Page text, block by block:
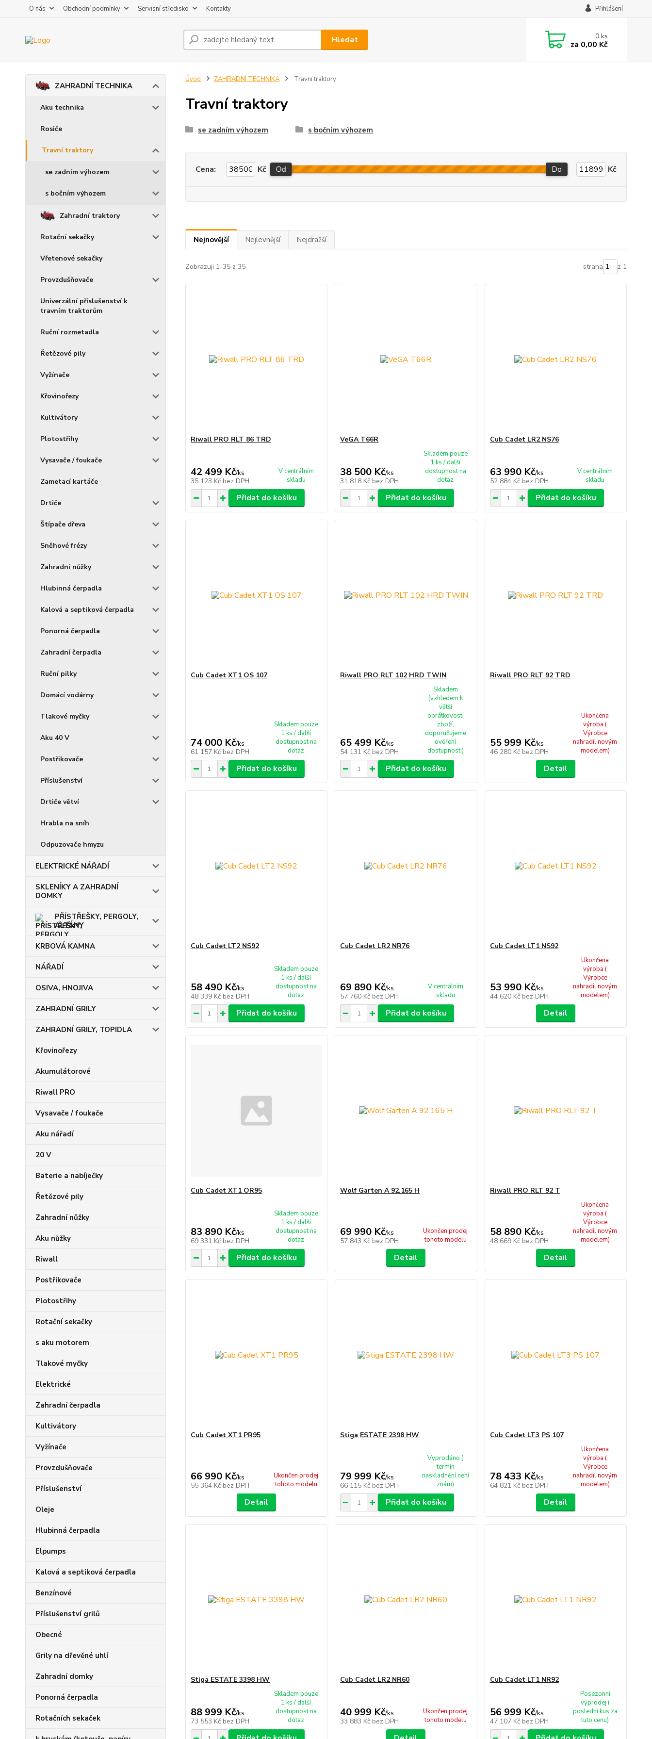
O nás Obchodní podmínky Servisní středisko Kontakty Přihlášení
Hledat 0ks
za 0,00 Kč
ZAHRADNÍ TECHNIKA
Aku technika
Rosiče
Travní traktory
se zadním výhozem
s bočním výhozem
Zahradní traktory
Rotační sekačky
Vřetenové sekačky
Provzdušňovače
Univerzální příslušenství k
travním traktorům
Ruční rozmetadla
Řetězové pily
Vyžínače
Křovinořezy
Kultivátory
Plotostřihy
Vysavače / foukače
Zametací kartáče
Drtiče
Štípače dřeva
Sněhové frézy
Zahradní nůžky
Hlubinná čerpadla
Kalová a septiková čerpadla
Ponorná čerpadla
Zahradní čerpadla
Ruční pilky
Domácí vodárny
Tlakové myčky
Aku 40 V
Postřikovače
Příslušenství
Drtiče větví
Hrabla na sníh
Odpuzovače hmyzu
ELEKTRICKÉ NÁŘADÍ
SKLENÍKY A ZAHRADNÍ
DOMKY
PŘÍSTŘEŠKY, PERGOLY,
ALTÁNY
KRBOVÁ KAMNA
NÁŘADÍ
OSIVA, HNOJIVA
ZAHRADNÍ GRILY
ZAHRADNÍ GRILY, TOPIDLA
Křovinořezy
Akumulátorové
Riwall PRO
Vysavače / foukače
Aku nářadí
20 V
Baterie a nabíječky
Řetězové pily
Zahradní nůžky
Aku nůžky
Riwall
Postřikovače
Plotostřihy
Rotační sekačky
s aku motorem
Tlakové myčky
Elektrické
Zahradní čerpadla
Kultivátory
Vyžínače
Provzdušňovače
Příslušenství
Oleje
Hlubinná čerpadla
Elpumps
Kalová a septiková čerpadla
Benzínové
Příslušenství grilů
Obecné
Grily na dřevěné uhlí
Zahradní domky
Ponorná čerpadla
Rotačních sekaček
Úvod ZAHRADNÍ TECHNIKA Travní traktory
Travní traktory
se zadním výhozem s bočním výhozem
Cena: Kč Od Do Kč
Nejnovější Nejlevnější Nejdražší
Zobrazuji 1-35 z 35 strana z 1
Riwall PRO RLT 86 TRD
42 499 Kč/ks
35 123 Kč bez DPH
V centrálním
skladu
Přidat do košíku
VeGA T66R
38 500 Kč/ks
31 818 Kč bez DPH
Skladem pouze
1 ks / další
dostupnost na
dotaz
Přidat do košíku
Cub Cadet LR2 NS76
63 990 Kč/ks
52 884 Kč bez DPH
V centrálním
skladu
Přidat do košíku
Cub Cadet XT1 OS 107
74 000 Kč/ks
61 157 Kč bez DPH
Skladem pouze
1 ks / další
dostupnost na
dotaz
Přidat do košíku
Riwall PRO RLT 102 HRD TWIN
65 499 Kč/ks
54 131 Kč bez DPH
Skladem
(vzhledem k
větší
obrátkovosti
zboží,
doporučujeme
ověření
dostupnosti)
Přidat do košíku
Riwall PRO RLT 92 TRD
55 999 Kč/ks
46 280 Kč bez DPH
Ukončena
výroba (
Výrobce
nahradil novým
modelem)
Detail
Cub Cadet LT2 NS92
58 490 Kč/ks
48 339 Kč bez DPH
Skladem pouze
1 ks / další
dostupnost na
dotaz
Přidat do košíku
Cub Cadet LR2 NR76
69 890 Kč/ks
57 760 Kč bez DPH
V centrálním
skladu
Přidat do košíku
Cub Cadet LT1 NS92
53 990 Kč/ks
44 620 Kč bez DPH
Ukončena
výroba (
Výrobce
nahradil novým
modelem)
Detail
Cub Cadet XT1 OR95
83 890 Kč/ks
69 331 Kč bez DPH
Skladem pouze
1 ks / další
dostupnost na
dotaz
Přidat do košíku
Wolf Garten A 92.165 H
69 990 Kč/ks
57 843 Kč bez DPH
Ukončen prodej
tohoto modelu
Detail
Riwall PRO RLT 92 T
58 890 Kč/ks
48 669 Kč bez DPH
Ukončena
výroba (
Výrobce
nahradil novým
modelem)
Detail
Cub Cadet XT1 PR95
66 990 Kč/ks
55 364 Kč bez DPH
Ukončen prodej
tohoto modelu
Detail
Stiga ESTATE 2398 HW
79 999 Kč/ks
66 115 Kč bez DPH
Vyprodáno (
termín
naskladnění není
znám)
Přidat do košíku
Cub Cadet LT3 PS 107
78 433 Kč/ks
64 821 Kč bez DPH
Ukončena
výroba (
Výrobce
nahradil novým
modelem)
Detail
Stiga ESTATE 3398 HW
88 999 Kč/ks
73 553 Kč bez DPH
Skladem pouze
1 ks / další
dostupnost na
dotaz
Cub Cadet LR2 NR60
40 999 Kč/ks
33 883 Kč bez DPH
Ukončen prodej
tohoto modelu
Cub Cadet LT1 NR92
56 999 Kč/ks
47 107 Kč bez DPH
Posezonní
výprodej (
poslední kus za
tuto cenu)